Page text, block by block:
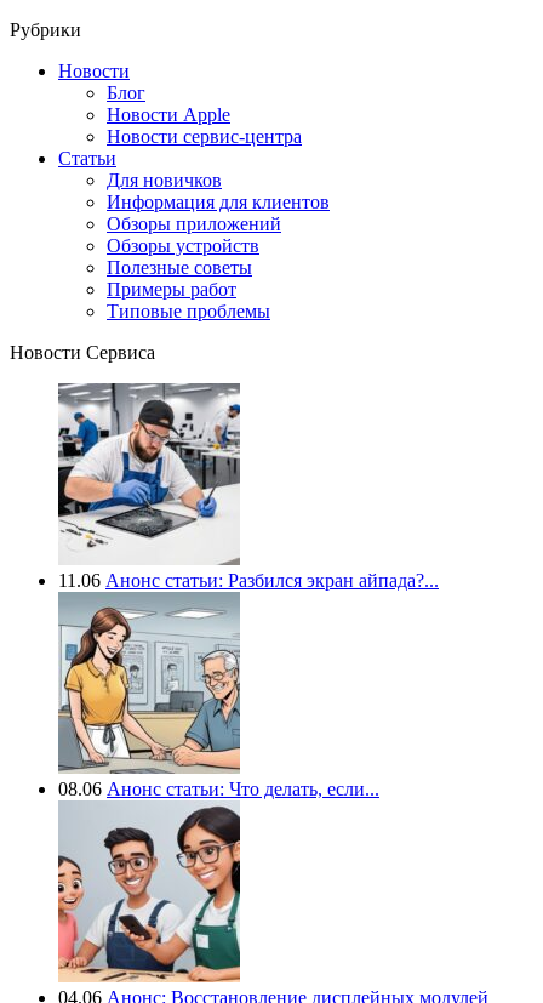
Рубрики
Новости
Блог
Новости Apple
Новости сервис-центра
Статьи
Для новичков
Информация для клиентов
Обзоры приложений
Обзоры устройств
Полезные советы
Примеры работ
Типовые проблемы
Новости Сервиса
11.06 Анонс статьи: Разбился экран айпада?...
08.06 Анонс статьи: Что делать, если...
04.06 Анонс: Восстановление дисплейных модулей